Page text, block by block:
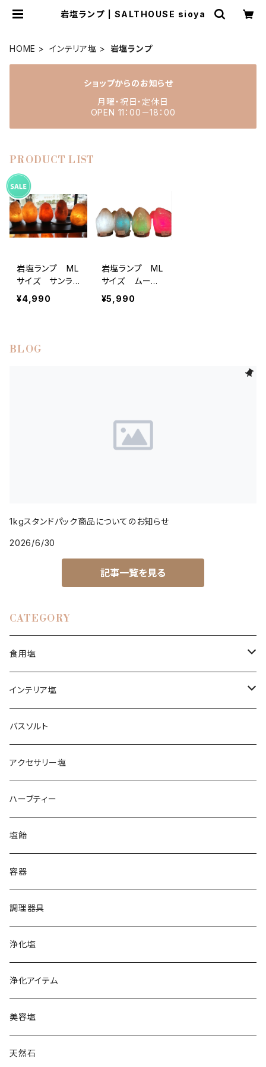
岩塩ランプ | SALTHOUSE sioya
HOME インテリア塩 岩塩ランプ
ショップからのお知らせ
月曜・祝日・定休日
OPEN 11：00－18：00
PRODUCT LIST
岩塩ランプ ML
サイズ サンラ
イズサンセットロ
ックソルトランプ
¥4,990
岩塩ランプ ML
サイズ ムーン
ロックソルトラン
¥5,990
BLOG
1kgスタンドパック商品についてのお知らせ
2026/6/30
記事一覧を見る
CATEGORY
食用塩
ヒマラヤ岩塩
ピンク
イエロー
レッド
コーラル
ブレンド塩
アンデス岩塩
ペルー天日塩
イラン岩塩
グレー
オレンジ
オーストラリア湖塩
ハワイ天日塩
クリスタル
レッド
フランス天日塩
カマルグ
ゲランド
イタリア岩塩
ギリシャ天日塩
スペイン岩塩
インテリア塩
岩塩ランプ
岩塩キャンドルホルダー
バスソルト
アクセサリー塩
ハーブティー
塩飴
容器
調理器具
浄化塩
浄化アイテム
美容塩
天然石